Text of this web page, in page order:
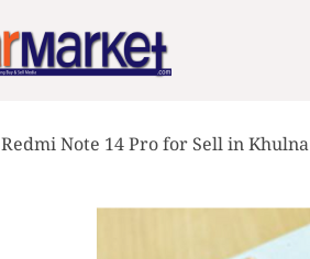
Redmi Note 14 Pro for Sell in Khulna